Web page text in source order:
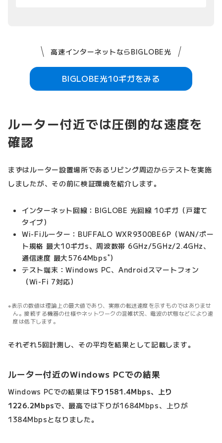
高速インターネットならBIGLOBE光
BIGLOBE光10ギガをみる
ルーター付近では圧倒的な速度を
確認
まずはルーター設置場所であるリビング周辺からテストを実施
しましたが、その前に検証環境を紹介します。
インターネット回線：BIGLOBE 光回線 10ギガ（戸建て
タイプ）
Wi-Fiルーター：BUFFALO WXR9300BE6P（WAN/ポー
ト規格 最大10ギガs、周波数帯 6GHz/5GHz/2.4GHz、
通信速度 最大5764Mbps*）
テスト端末：Windows PC、Androidスマートフォン
（Wi-Fi 7対応）
表示の数値は理論上の最大値であり、実際の転送速度を示すものではありませ
ん。接続する機器の仕様やネットワークの混雑状況、電波の状態などにより速
度は低下します。
それぞれ5回計測し、その平均を結果として記載します。
ルーター付近のWindows PCでの結果
Windows PCでの結果は下り1581.4Mbps、上り
1226.2Mbpsで、最高では下りが1684Mbps、上りが
1384Mbpsとなりました。